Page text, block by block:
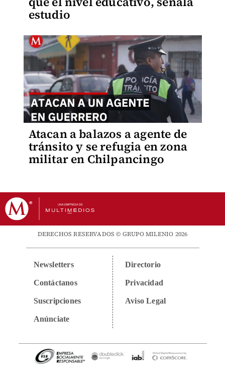
estudio
Atacan a balazos a agente de
tránsito y se refugia en zona
militar en Chilpancingo
DERECHOS RESERVADOS © GRUPO MILENIO 2026
Newsletters
Contáctanos
Suscripciones
Anúnciate
Directorio
Privacidad
Aviso Legal